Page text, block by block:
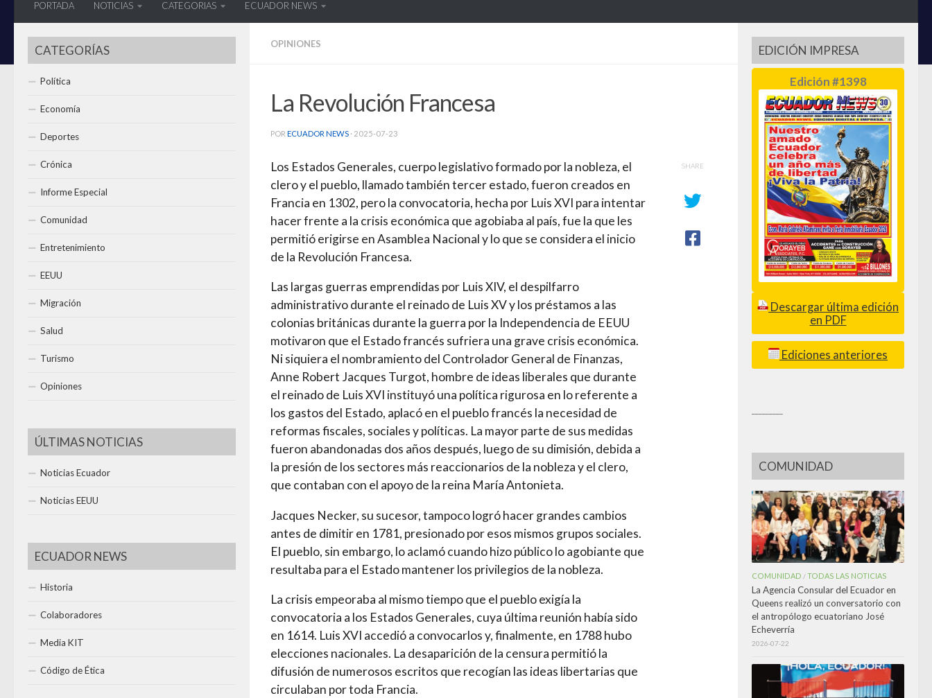
PORTADA NOTICIAS CATEGORIAS ECUADOR NEWS
OPINIONES
La Revolución Francesa
POR ECUADOR NEWS · 2025-07-23
Los Estados Generales, cuerpo legislativo formado por la nobleza, el
clero y el pueblo, llamado también tercer estado, fueron creados en
Francia en 1302, pero la convocatoria, hecha por Luis XVI para intentar
hacer frente a la crisis económica que agobiaba al país, fue la que les
permitió erigirse en Asamblea Nacional y lo que se considera el inicio
de la Revolución Francesa.
Las largas guerras emprendidas por Luis XIV, el despilfarro
administrativo durante el reinado de Luis XV y los préstamos a las
colonias británicas durante la guerra por la Independencia de EEUU
motivaron que el Estado francés sufriera una grave crisis económica.
Ni siquiera el nombramiento del Controlador General de Finanzas,
Anne Robert Jacques Turgot, hombre de ideas liberales que durante
el reinado de Luis XVI instituyó una política rigurosa en lo referente a
los gastos del Estado, aplacó en el pueblo francés la necesidad de
reformas fiscales, sociales y políticas. La mayor parte de sus medidas
fueron abandonadas dos años después, luego de su dimisión, debida a
la presión de los sectores más reaccionarios de la nobleza y el clero,
que contaban con el apoyo de la reina María Antonieta.
Jacques Necker, su sucesor, tampoco logró hacer grandes cambios
antes de dimitir en 1781, presionado por esos mismos grupos sociales.
El pueblo, sin embargo, lo aclamó cuando hizo público lo agobiante que
resultaba para el Estado mantener los privilegios de la nobleza.
La crisis empeoraba al mismo tiempo que el pueblo exigía la
convocatoria a los Estados Generales, cuya última reunión había sido
en 1614. Luis XVI accedió a convocarlos y, finalmente, en 1788 hubo
elecciones nacionales. La desaparición de la censura permitió la
difusión de numerosos escritos que recogían las ideas libertarias que
circulaban por toda Francia.
SHARE
CATEGORÍAS
Política
Economía
Deportes
Crónica
Informe Especial
Comunidad
Entretenimiento
EEUU
Migración
Salud
Turismo
Opiniones
ÚLTIMAS NOTICIAS
Noticias Ecuador
Noticias EEUU
ECUADOR NEWS
Historia
Colaboradores
Media KIT
Código de Ética
EDICIÓN IMPRESA
Edición #1398
Descargar última edición
en PDF
Ediciones anteriores
COMUNIDAD
COMUNIDAD /TODAS LAS NOTICIAS
La Agencia Consular del Ecuador en
Queens realizó un conversatorio con
el antropólogo ecuatoriano José
Echeverría
2026-07-22